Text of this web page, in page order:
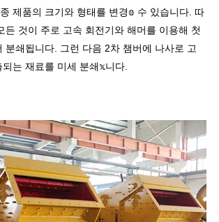
제품의 크기와 형태를 변경𝕠 수 있습니다. 따
든 것이 주로 고속 회전기와 해머를 이용해 첫
분쇄됩니다. 그런 다음 2차 챔버에 나사로 고
는 재료를 미세 분쇄𝕩니다.